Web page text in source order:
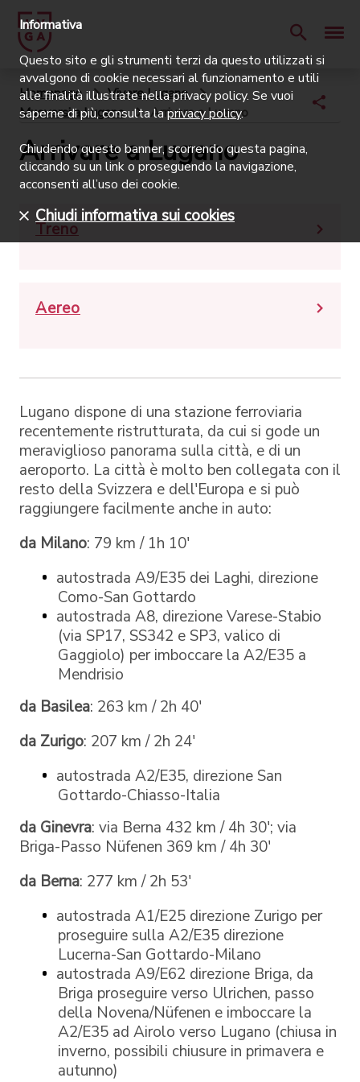
Homepage
Vivere Lugano
Muoversi a Lugano
Arrivare a Lugano
Arrivare a Lugano
Treno
Aereo
Lugano dispone di una stazione ferroviaria
recentemente ristrutturata, da cui si gode un
meraviglioso panorama sulla città, e di un
aeroporto. La città è molto ben collegata con il
resto della Svizzera e dell'Europa e si può
raggiungere facilmente anche in auto:
da Milano: 79 km / 1h 10'
autostrada A9/E35 dei Laghi, direzione
Como-San Gottardo
autostrada A8, direzione Varese-Stabio
(via SP17, SS342 e SP3, valico di
Gaggiolo) per imboccare la A2/E35 a
Mendrisio
da Basilea: 263 km / 2h 40'
da Zurigo: 207 km / 2h 24'
autostrada A2/E35, direzione San
Gottardo-Chiasso-Italia
da Ginevra: via Berna 432 km / 4h 30'; via
Briga-Passo Nüfenen 369 km / 4h 30'
da Berna: 277 km / 2h 53'
autostrada A1/E25 direzione Zurigo per
proseguire sulla A2/E35 direzione
Lucerna-San Gottardo-Milano
autostrada A9/E62 direzione Briga, da
Briga proseguire verso Ulrichen, passo
della Novena/Nüfenen e imboccare la
A2/E35 ad Airolo verso Lugano (chiusa in
inverno, possibili chiusure in primavera e
autunno)
Informativa
Questo sito e gli strumenti terzi da questo utilizzati si
avvalgono di cookie necessari al funzionamento e utili
alle finalità illustrate nella privacy policy. Se vuoi
saperne di più, consulta laprivacy policy.
Chiudendo questo banner, scorrendo questa pagina,
cliccando su un link o proseguendo la navigazione,
acconsenti all’uso dei cookie.
Chiudi informativa sui cookies